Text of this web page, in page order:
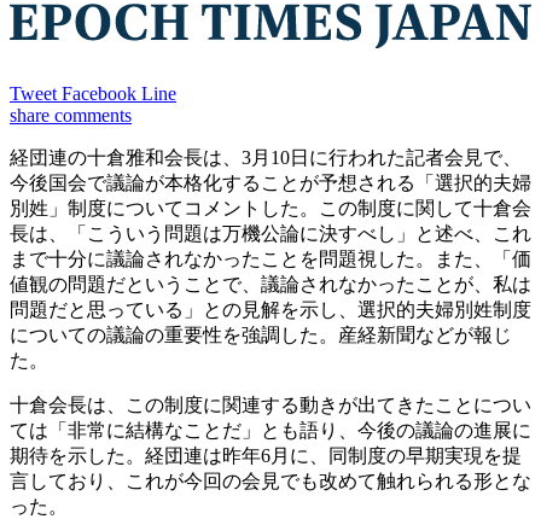
Tweet Facebook Line
share comments
経団連の十倉雅和会長は、3月10日に行われた記者会見で、
今後国会で議論が本格化することが予想される「選択的夫婦
別姓」制度についてコメントした。この制度に関して十倉会
長は、「こういう問題は万機公論に決すべし」と述べ、これ
まで十分に議論されなかったことを問題視した。また、「価
値観の問題だということで、議論されなかったことが、私は
問題だと思っている」との見解を示し、選択的夫婦別姓制度
についての議論の重要性を強調した。産経新聞などが報じ
た。
十倉会長は、この制度に関連する動きが出てきたことについ
ては「非常に結構なことだ」とも語り、今後の議論の進展に
期待を示した。経団連は昨年6月に、同制度の早期実現を提
言しており、これが今回の会見でも改めて触れられる形とな
った。